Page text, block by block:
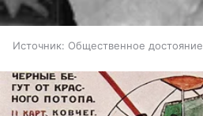
Источник: Общественное достояние